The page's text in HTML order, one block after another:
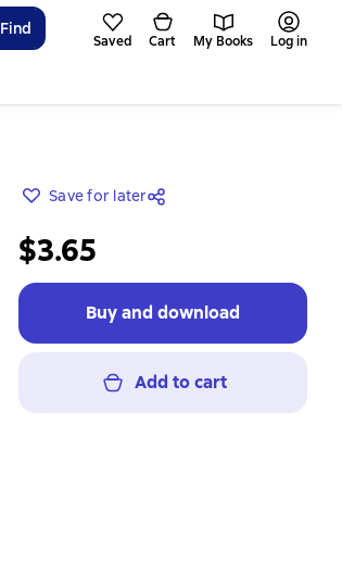
Find
Saved Cart My Books Log in
Save for later
$3.65
Buy and download
Add to cart